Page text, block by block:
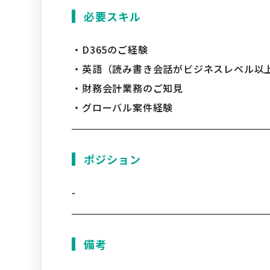
必要スキル
・D365のご経験
・英語（読み書き会話がビジネスレベル以
・財務会計業務のご知見
・グローバル案件経験
ポジション
-
備考